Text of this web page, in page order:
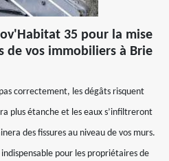
35 pour la mise
de vos immobiliers à Brie
correctement, les dégâts risquent
plus étanche et les eaux s’infiltreront
des fissures au niveau de vos murs.
pour les propriétaires de